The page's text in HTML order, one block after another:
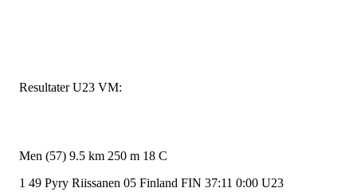
Resultater U23 VM:
Men (57) 9.5 km 250 m 18 C
1 49 Pyry Riissanen 05 Finland FIN 37:11 0:00 U23